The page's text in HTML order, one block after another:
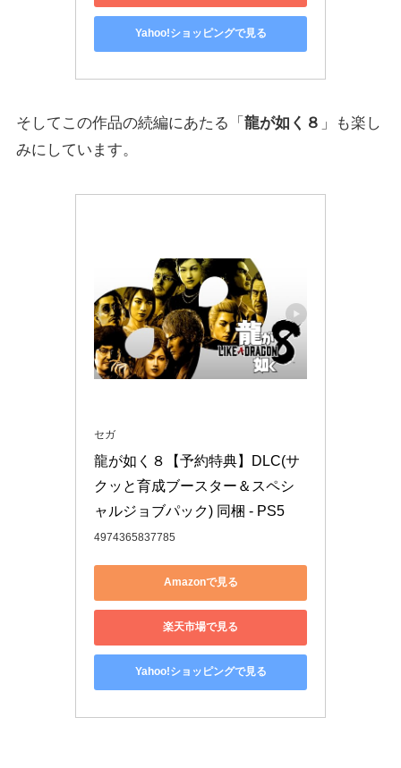
Yahoo!ショッピングで見る
そしてこの作品の続編にあたる「 龍が如く８ 」も楽し
みにしています。
セガ
龍が如く８【予約特典】DLC(サ
クッと育成ブースター＆スペシ
ャルジョブパック) 同梱 - PS5
4974365837785
Amazonで見る
楽天市場で見る
Yahoo!ショッピングで見る